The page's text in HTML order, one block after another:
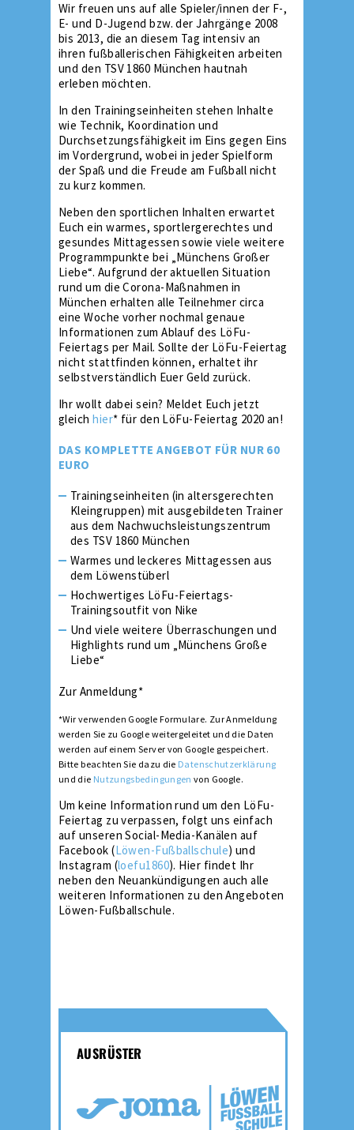
Wir freuen uns auf alle Spieler/innen der F-,
E- und D-Jugend bzw. der Jahrgänge 2008
bis 2013, die an diesem Tag intensiv an
ihren fußballerischen Fähigkeiten arbeiten
und den TSV 1860 München hautnah
erleben möchten.
In den Trainingseinheiten stehen Inhalte
wie Technik, Koordination und
Durchsetzungsfähigkeit im Eins gegen Eins
im Vordergrund, wobei in jeder Spielform
der Spaß und die Freude am Fußball nicht
zu kurz kommen.
Neben den sportlichen Inhalten erwartet
Euch ein warmes, sportlergerechtes und
gesundes Mittagessen sowie viele weitere
Programmpunkte bei „Münchens Großer
Liebe“. Aufgrund der aktuellen Situation
rund um die Corona-Maßnahmen in
München erhalten alle Teilnehmer circa
eine Woche vorher nochmal genaue
Informationen zum Ablauf des LöFu-
Feiertags per Mail. Sollte der LöFu-Feiertag
nicht stattfinden können, erhaltet ihr
selbstverständlich Euer Geld zurück.
Ihr wollt dabei sein? Meldet Euch jetzt
gleichhier* für den LöFu-Feiertag 2020 an!
DAS KOMPLETTE ANGEBOT FÜR NUR 60
EURO
Trainingseinheiten (in altersgerechten
Kleingruppen) mit ausgebildeten Trainer
aus dem Nachwuchsleistungszentrum
des TSV 1860 München
Warmes und leckeres Mittagessen aus
dem Löwenstüberl
Hochwertiges LöFu-Feiertags-
Trainingsoutfit von Nike
Und viele weitere Überraschungen und
Highlights rund um „Münchens Große
Liebe“
Zur Anmeldung*
*Wir verwenden Google Formulare. Zur Anmeldung
werden Sie zu Google weitergeleitet und die Daten
werden auf einem Server von Google gespeichert.
Bitte beachten Sie dazu die Datenschutzerklärung
und die Nutzungsbedingungen von Google.
Um keine Information rund um den LöFu-
Feiertag zu verpassen, folgt uns einfach
auf unseren Social-Media-Kanälen auf
Facebook (Löwen-Fußballschule) und
Instagram (loefu1860). Hier findet Ihr
neben den Neuankündigungen auch alle
weiteren Informationen zu den Angeboten
Löwen-Fußballschule.
AUSRÜSTER